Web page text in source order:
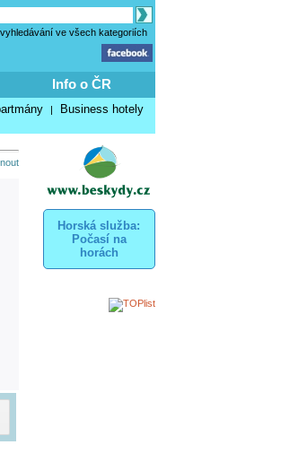
ve všech kategoriích
Info o ČR
| Business hotely
Horská služba:
Počasí na
horách